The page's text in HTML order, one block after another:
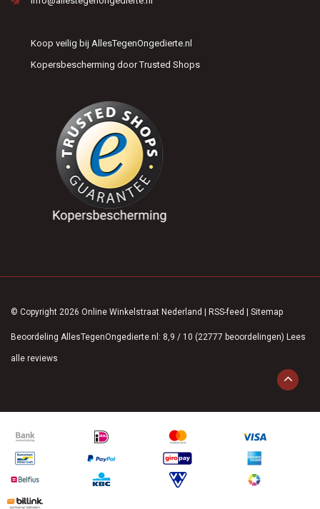
Koop veilig bij AllesTegenOngedierte.nl
Kopersbescherming door Trusted Shops
© Copyright 2026 Online Winkelstraat Nederland | RSS-feed | Sitemap
Beoordeling AllesTegenOngedierte.nl : 8,9 / 10 (22777 beoordelingen) Lees
alle reviews